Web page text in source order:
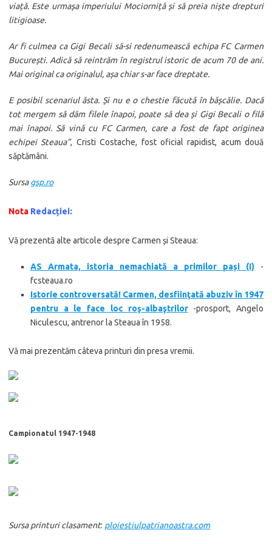
viață. Este urmașa imperiului Mociorniță și să preia niște drepturi
litigioase.
Ar fi culmea ca Gigi Becali să-si redenumească echipa FC Carmen
București. Adică să reintrăm în registrul istoric de acum 70 de ani.
Mai original ca originalul, așa chiar s-ar face dreptate.
E posibil scenariul ăsta. Și nu e o chestie făcută în bășcălie. Dacă
tot mergem să dăm filele înapoi, poate să dea și Gigi Becali o filă
mai înapoi. Să vină cu FC Carmen, care a fost de fapt originea
echipei Steaua”, Cristi Costache, fost oficial rapidist, acum două
săptămâni.
Sursagsp.ro
Nota Redacției:
Vă prezentă alte articole despre Carmen și Steaua:
AS Armata, istoria nemachiată a primilor pași (I)
-
fcsteaua.ro
Istorie controversată! Carmen, desfiinţată abuziv în 1947
pentru a le face loc roş-albaştrilor-prosport, Angelo
Niculescu, antrenor la Steaua în 1958.
Vă mai prezentăm câteva printuri din presa vremii.
Campionatul 1947-1948
Sursa printuri clasament: ploiestiulpatrianoastra.com